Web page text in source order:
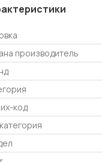
производитель
код